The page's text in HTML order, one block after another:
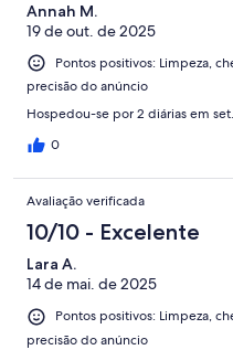
Annah M.
19 de out. de 2025
Pontos positivos: Limpeza,
precisão do anúncio
Hospedou-se por 2 diárias em
0
Avaliação verificada
10/10 - Excelente
Lara A.
14 de mai. de 2025
Pontos positivos: Limpeza,
precisão do anúncio